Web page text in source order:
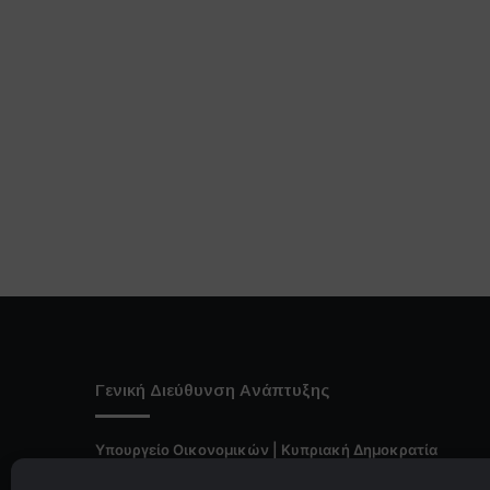
Γενική Διεύθυνση Ανάπτυξης
Υπουργείο Οικονομικών | Κυπριακή Δημοκρατία